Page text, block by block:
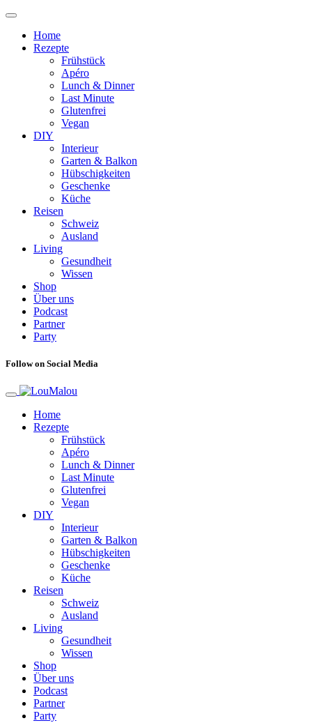
Home
Rezepte
Frühstück
Apéro
Lunch & Dinner
Last Minute
Glutenfrei
Vegan
DIY
Interieur
Garten & Balkon
Hübschigkeiten
Geschenke
Küche
Reisen
Schweiz
Ausland
Living
Gesundheit
Wissen
Shop
Über uns
Podcast
Partner
Party
Follow on Social Media
Home
Rezepte
Frühstück
Apéro
Lunch & Dinner
Last Minute
Glutenfrei
Vegan
DIY
Interieur
Garten & Balkon
Hübschigkeiten
Geschenke
Küche
Reisen
Schweiz
Ausland
Living
Gesundheit
Wissen
Shop
Über uns
Podcast
Partner
Party